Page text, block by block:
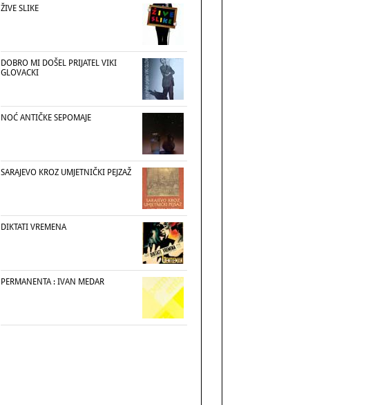
ŽIVE SLIKE
DOBRO MI DOŠEL PRIJATEL VIKI
GLOVACKI
NOĆ ANTIČKE SEPOMAJE
SARAJEVO KROZ UMJETNIČKI PEJZAŽ
DIKTATI VREMENA
PERMANENTA : IVAN MEDAR